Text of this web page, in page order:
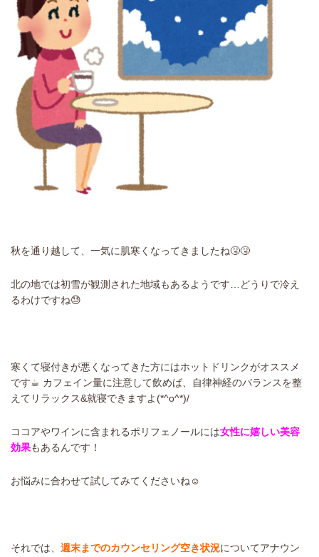
秋を通り越して、一気に肌寒くなってきましたね🤧🤧
北の地では初雪が観測された地域もあるようです…どうりで冷え
るわけですね😓
寒くて寝付きが悪くなってきた方にはホットドリンクがオススメ
です☕︎ カフェイン量に注意して飲めば、自律神経のバランスを整
えてリラックス&就寝できますよ(*^o^*)/
ココアやワインに含まれるポリフェノールには女性に嬉しい美容
効果もあるんです！
お悩みに合わせて試してみてくださいね☺️
それでは、 週末までのカウンセリング空き状況についてアナウン